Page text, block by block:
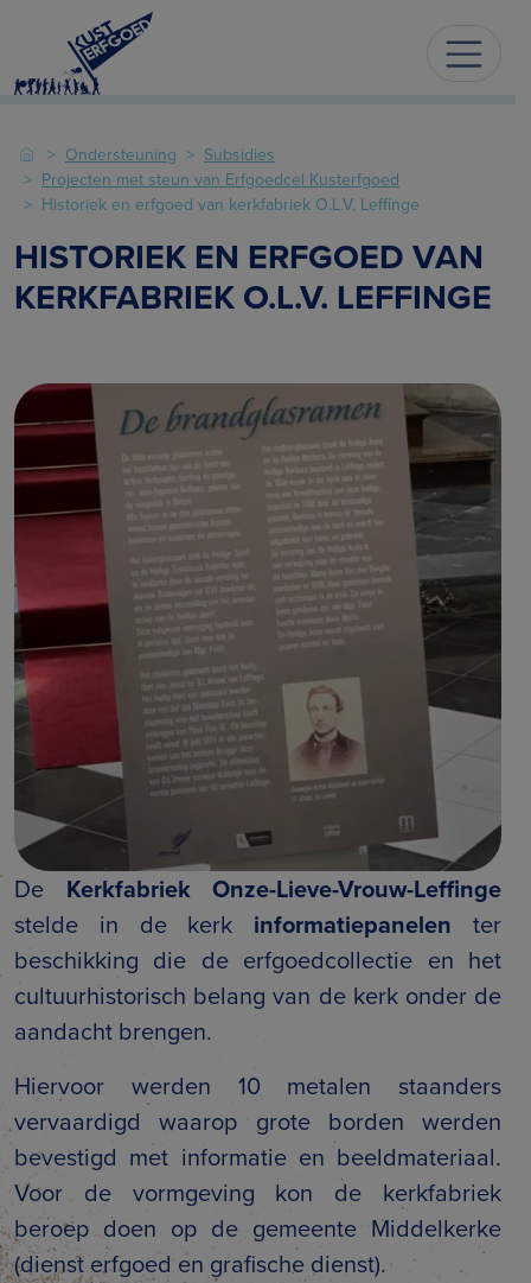
Ondersteuning
Subsidies
Projecten met steun van Erfgoedcel Kusterfgoed
Historiek en erfgoed van kerkfabriek O.L.V. Leffinge
HISTORIEK EN ERFGOED VAN
KERKFABRIEK O.L.V. LEFFINGE
De Kerkfabriek Onze-Lieve-Vrouw-Leffinge
stelde in de kerk informatiepanelenter
beschikking die de erfgoedcollectie en het
cultuurhistorisch belang van de kerk onder de
aandacht brengen.
Hiervoor werden 10 metalen staanders
vervaardigd waarop grote borden werden
bevestigd met informatie en beeldmateriaal.
Voor de vormgeving kon de kerkfabriek
beroep doen op de gemeente Middelkerke
(dienst erfgoed en grafische dienst).